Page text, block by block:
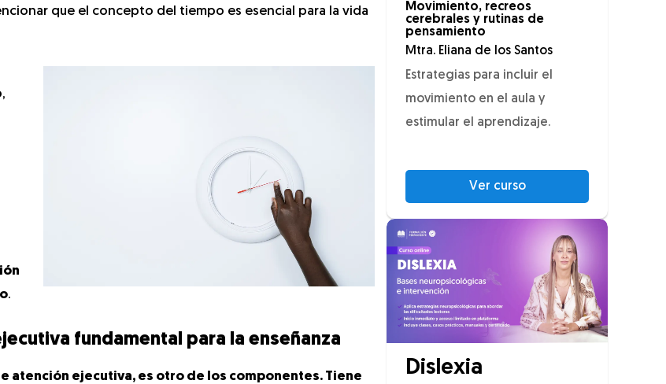
que el concepto del tiempo es esencial para la vida
.
fundamental para la enseñanza
atención ejecutiva, es otro de los componentes. Tiene
Movimiento, recreos
cerebrales y rutinas de
pensamiento
Mtra. Eliana de los Santos
Estrategias para incluir el
movimiento en el aula y
estimular el aprendizaje.
Ver curso
Dislexia